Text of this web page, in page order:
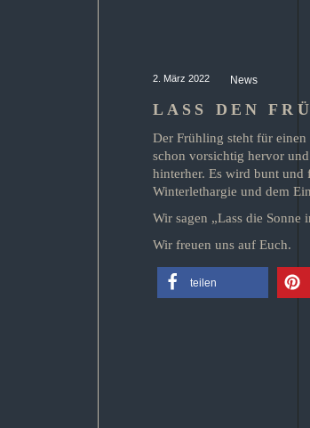
2. März 2022 News
LASS DEN
Der Frühling steht für einen
schon vorsichtig hervor
hinterher. Es wird bunt und
Winterlethargie und dem
Wir sagen „Lass die
Wir freuen uns auf Euch.
teilen